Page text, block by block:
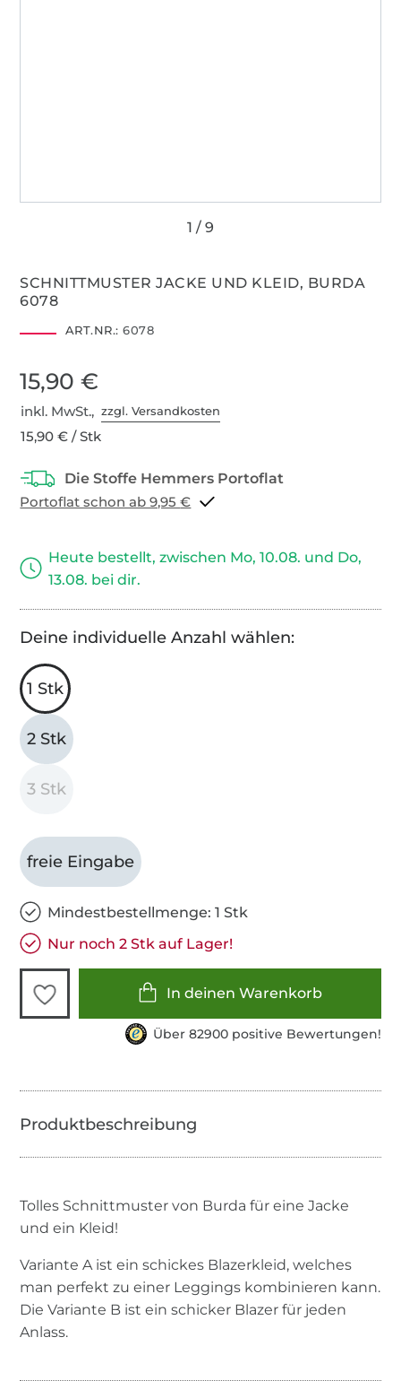
SCHNITTMUSTER JACKE UND KLEID, BURDA
6078
ART.NR.: 6078
15,90 €
inkl. MwSt.,zzgl. Versandkosten
15,90 € / Stk
Portoflat schon ab 9,95 €
Heute bestellt, zwischen Mo, 10.08. und Do,
13.08. bei dir.
Deine individuelle Anzahl wählen:
1 Stk
2 Stk
3 Stk
freie Eingabe
Mindestbestellmenge: 1 Stk
Nur noch 2 Stk auf Lager!
In deinen Warenkorb
Über 82900 positive Bewertungen!
Tolles Schnittmuster von Burda für eine Jacke
und ein Kleid!
Variante A ist ein schickes Blazerkleid, welches
man perfekt zu einer Leggings kombinieren kann.
Die Variante B ist ein schicker Blazer für jeden
Anlass.